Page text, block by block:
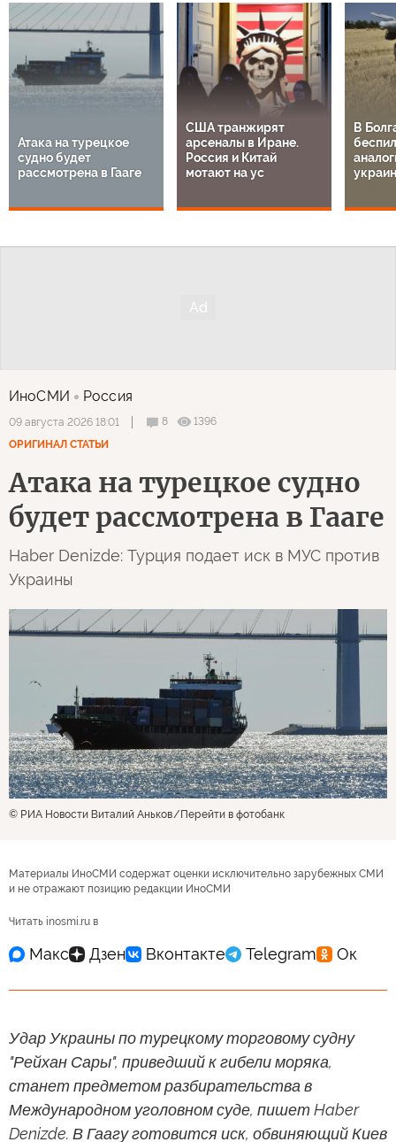
Атака на турецкое
судно будет
рассмотрена в Гааге
США транжирят
арсеналы в Иране.
Россия и Китай
мотают на ус
В
ИноСМИ Россия
09 августа 2026 18:01 8
1396
ОРИГИНАЛ СТАТЬИ
Атака на турецкое судно
будет рассмотрена в Гааге
Haber Denizde: Турция подает иск в МУС против
Украины
© РИА Новости Виталий Аньков Перейти в фотобанк
Материалы ИноСМИ содержат оценки исключительно зарубежных СМИ
и не отражают позицию редакции ИноСМИ
Читать inosmi.ru в
Удар Украины по турецкому торговому судну
"Рейхан Сары", приведший к гибели моряка,
станет предметом разбирательства в
Международном уголовном суде, пишет Haber
Denizde. В Гаагу готовится иск, обвиняющий Киев